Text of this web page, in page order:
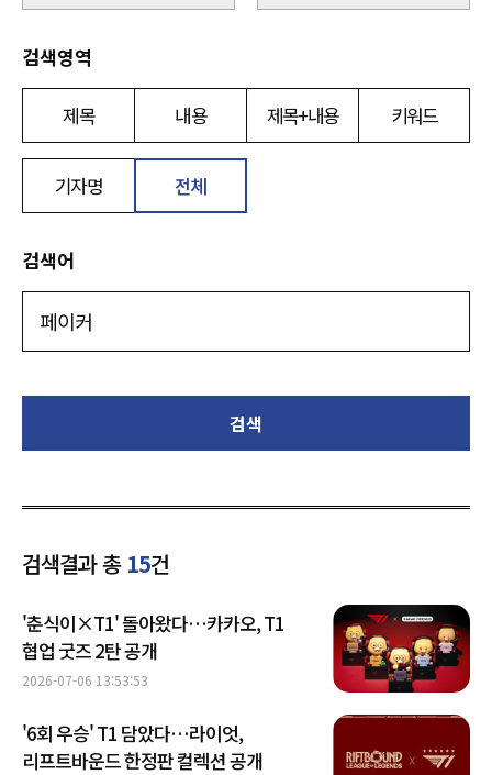
검색영역
제목 내용 제목+내용 키워드
기자명 전체
검색어
검색
검색결과 총 15건
'춘식이×T1' 돌아왔다…카카오, T1
협업 굿즈 2탄 공개
2026-07-06 13:53:53
'6회 우승' T1 담았다…라이엇,
리프트바운드 한정판 컬렉션 공개